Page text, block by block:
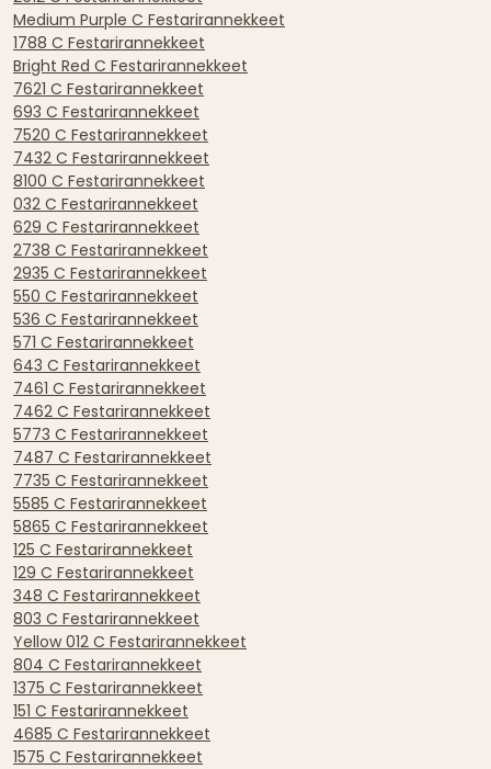
Medium Purple C Festarirannekkeet
1788 C Festarirannekkeet
Bright Red C Festarirannekkeet
7621 C Festarirannekkeet
693 C Festarirannekkeet
7520 C Festarirannekkeet
7432 C Festarirannekkeet
8100 C Festarirannekkeet
032 C Festarirannekkeet
629 C Festarirannekkeet
2738 C Festarirannekkeet
2935 C Festarirannekkeet
550 C Festarirannekkeet
536 C Festarirannekkeet
571 C Festarirannekkeet
643 C Festarirannekkeet
7461 C Festarirannekkeet
7462 C Festarirannekkeet
5773 C Festarirannekkeet
7487 C Festarirannekkeet
7735 C Festarirannekkeet
5585 C Festarirannekkeet
5865 C Festarirannekkeet
125 C Festarirannekkeet
129 C Festarirannekkeet
348 C Festarirannekkeet
803 C Festarirannekkeet
Yellow 012 C Festarirannekkeet
804 C Festarirannekkeet
1375 C Festarirannekkeet
151 C Festarirannekkeet
4685 C Festarirannekkeet
1575 C Festarirannekkeet